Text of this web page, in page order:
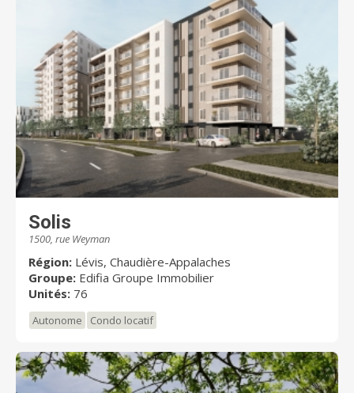
Solis
1500, rue Weyman
Région: Lévis, Chaudière-Appalaches
Groupe: Edifia Groupe Immobilier
Unités: 76
Autonome Condo locatif